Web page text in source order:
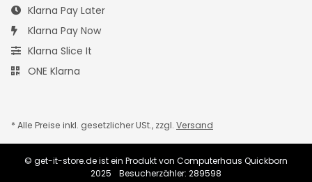
Klarna Pay Later
Klarna Pay Now
Klarna Slice It
ONE Klarna
* Alle Preise inkl. gesetzlicher USt., zzgl. Versand
© get-it-store.de ist ein Produkt von Computerhaus Quickborn
2025
Besucherzähler: 289598